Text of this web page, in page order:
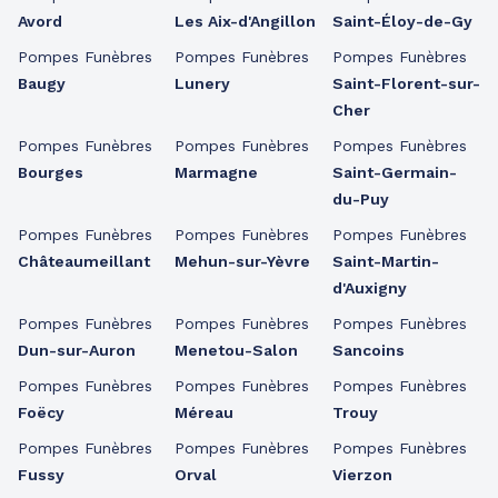
Avord
Pompes Funèbres
Baugy
Pompes Funèbres
Bourges
Pompes Funèbres
Châteaumeillant
Pompes Funèbres
Dun-sur-Auron
Pompes Funèbres
Foëcy
Pompes Funèbres
Fussy
Les Aix-d'Angillon
Pompes Funèbres
Lunery
Pompes Funèbres
Marmagne
Pompes Funèbres
Mehun-sur-Yèvre
Pompes Funèbres
Menetou-Salon
Pompes Funèbres
Méreau
Pompes Funèbres
Orval
Saint-Éloy-de-Gy
Pompes Funèbres
Saint-Florent-sur-
Cher
Pompes Funèbres
Saint-Germain-
du-Puy
Pompes Funèbres
Saint-Martin-
d'Auxigny
Pompes Funèbres
Sancoins
Pompes Funèbres
Trouy
Pompes Funèbres
Vierzon